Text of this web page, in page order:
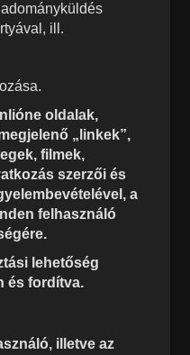
ill.
oldalak,
„linkek”,
filmek,
szerzői és
a
felhasználó
lehetőség
és fordítva.
illetve az